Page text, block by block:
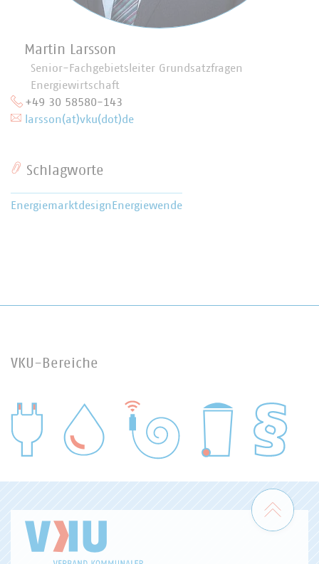
Martin Larsson
Senior-Fachgebietsleiter Grundsatzfragen
Energiewirtschaft
+49 30 58580-143
larsson(at)vku(dot)de
Schlagworte
EnergiemarktdesignEnergiewende
VKU-Bereiche
WASSER/ABWASSER
Zum